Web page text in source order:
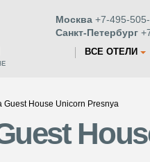
Москва +7-495-
Санкт-Петербург
ВСЕ ОТЕЛИ
Guest House Unicorn Presnya